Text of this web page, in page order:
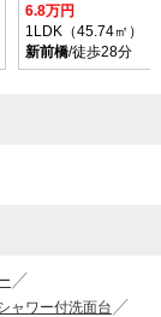
6.8万円
1LDK（45.74㎡）
新前橋/徒歩28分
ャワー付洗面台